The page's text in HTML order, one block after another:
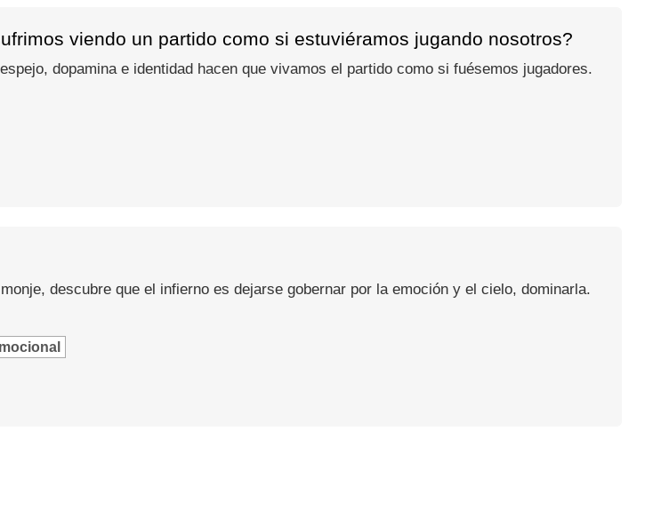
viendo un partido como si estuviéramos jugando nosotros?
dopamina e identidad hacen que vivamos el partido como si fuésemos jugadores.
descubre que el infierno es dejarse gobernar por la emoción y el cielo, dominarla.